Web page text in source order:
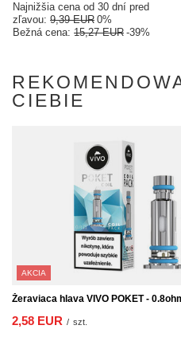
Najnižšia cena od 30 dní pred
zľavou: 9,39 EUR 0%
Bežná cena: 15,27 EUR -39%
CIEBIE
AKCIA
Žeraviaca hlava VIVO POKET -
2,58 EUR / szt.